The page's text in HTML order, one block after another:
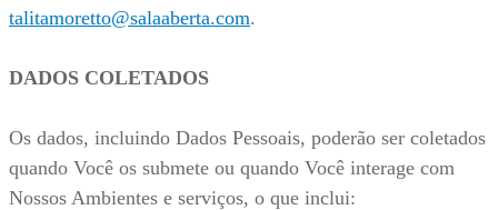
talitamoretto@salaaberta.com.
DADOS COLETADOS
Os dados, incluindo Dados Pessoais, poderão ser coletados
quando Você os submete ou quando Você interage com
Nossos Ambientes e serviços, o que inclui: